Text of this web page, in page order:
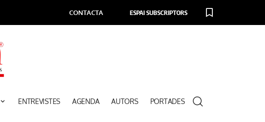
CONTACTA ESPAI SUBSCRIPTORS
ENTREVISTES AGENDA AUTORS PORTADES